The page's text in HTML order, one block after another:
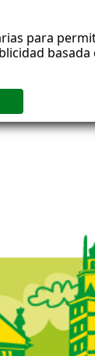
para